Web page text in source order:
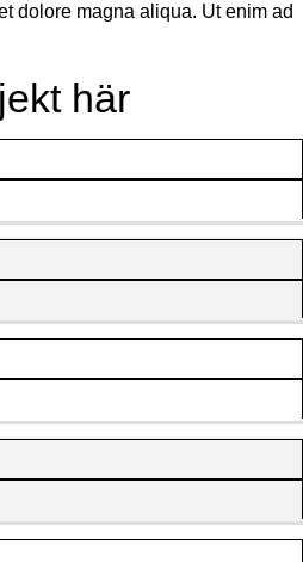
dolore magna aliqua. Ut enim ad
här